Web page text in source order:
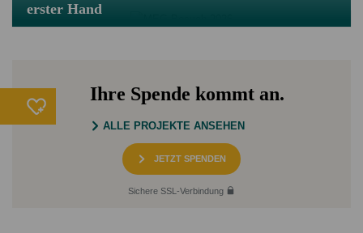
erster Hand
Ihre Spende kommt an.
ALLE PROJEKTE ANSEHEN
JETZT SPENDEN
Sichere SSL-Verbindung